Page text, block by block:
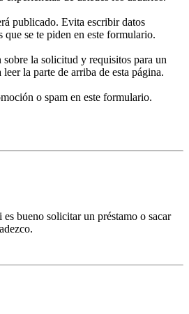
publicado. Evita escribir datos
que se te piden en este formulario.
la solicitud y requisitos para un
la parte de arriba de esta página.
o spam en este formulario.
bueno solicitar un préstamo o sacar